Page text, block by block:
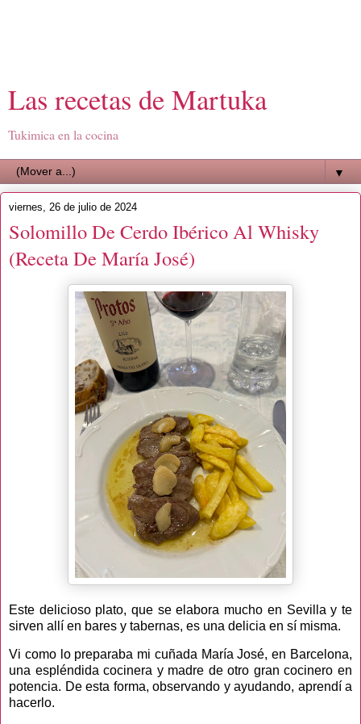
Las recetas de Martuka
Tukimica en la cocina
▼
viernes, 26 de julio de 2024
Solomillo De Cerdo Ibérico Al Whisky
(Receta De María José)
Este delicioso plato, que se elabora mucho en Sevilla y te
sirven allí en bares y tabernas, es una delicia en sí misma.
Vi como lo preparaba mi cuñada María José, en Barcelona,
una espléndida cocinera y madre de otro gran cocinero en
potencia. De esta forma, observando y ayudando, aprendí a
hacerlo.